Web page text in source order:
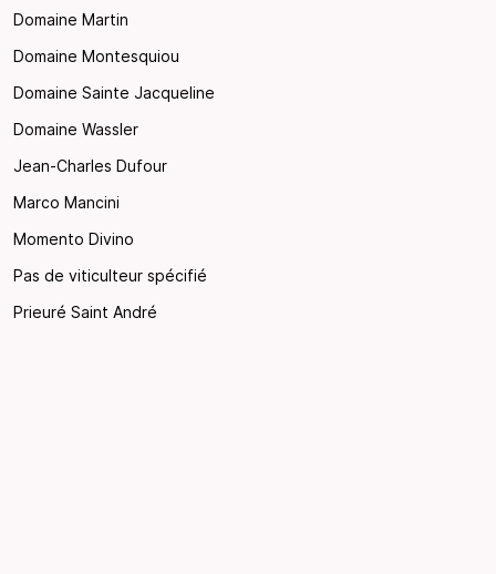
Domaine Martin
Domaine Montesquiou
Domaine Sainte Jacqueline
Domaine Wassler
Jean-Charles Dufour
Marco Mancini
Momento Divino
Pas de viticulteur spécifié
Prieuré Saint André